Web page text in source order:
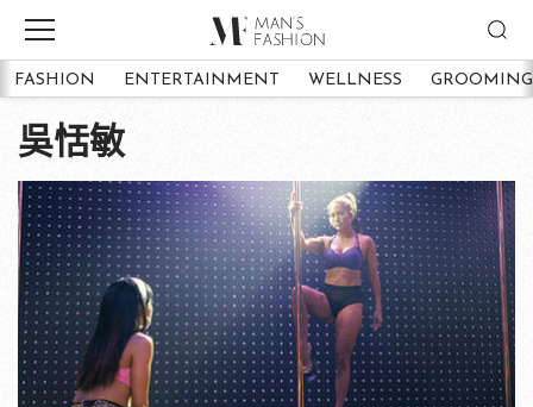
FASHION ENTERTAINMENT WELLNESS GROOMING
吳恬敏